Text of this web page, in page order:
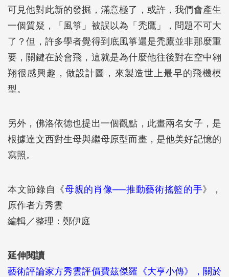
可見他對此新的發掘，滿意極了，或許，我們會產生
一個質疑，「風箏」被誤以為「禿鷹」，問題不可大
了？但，許多學者覺得到底風箏還是禿鷹並非那麼重
要，關鍵在於會飛，這就是為什麼他往後對在空中翱
翔很感興趣，做設計圖，來製造世上最早的飛機模
型。
另外，佛洛依德也提出一個觀點，此畫兩名女子，是
根據達文西對生母與繼母原型而畫，是他美好記憶的
寫照。
本文節錄自《母親的肖像──推動藝術搖籃的手》，
原作者方秀雲
編輯／整理：鄭伊庭
延伸閱讀
藝術評論家方秀雲評價費茲傑羅《大亨小傳》，關於